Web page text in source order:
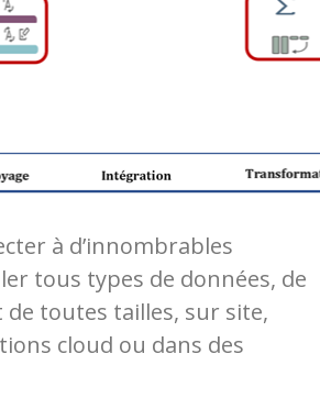
à d’innombrables
tous types de données, de
toutes tailles, sur site,
cloud ou dans des